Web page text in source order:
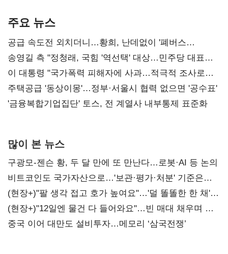
주요 뉴스
공급 속도전 외치더니…황희, 난데없이 '폐버스
리모델링' 제안
송영길 측 "정청래, 국힘 '역선택' 대상…민주당 대표로
총선 지휘 못해"
이 대통령 "국가폭력 피해자에 사과…적극적 조사로
진실 밝혀야"
주택공급 '동상이몽'…정부·서울시 협력 없으면 '공수표'
'금융복합기업집단' 토스, 전 계열사 내부통제 표준화
많이 본 뉴스
구광모-젠슨 황, 두 달 만에 또 만난다…로봇·AI 등 논의
비트코인도 국가자산으로…'보관·평가·처분' 기준은
숙제
(현장+)"팔 생각 접고 호가 높여요"…'덜 똘똘한 한 채'
20억 키맞추기
(현장+)"12일엔 물건 다 들어와요"…빈 매대 채우며 문
연 홈플러스
중국 이어 대만도 설비투자…메모리 ‘삼국전쟁’